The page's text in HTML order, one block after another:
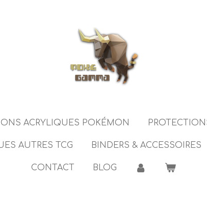
ACRYLIQUES POKÉMON
AUTRES TCG BINDERS & ACCESSOIRES
CONTACT BLOG